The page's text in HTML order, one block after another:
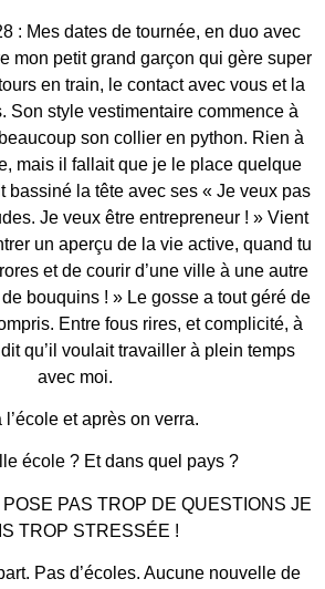
: Mes dates de tournée, en duo avec
mon petit grand garçon qui gère super
en train, le contact avec vous et la
Son style vestimentaire commence à
son collier en python. Rien à
mais il fallait que je le place quelque
bassiné la tête avec ses « Je veux pas
Je veux être entrepreneur ! » Vient
un aperçu de la vie active, quand tu
et de courir d’une ville à une autre
bouquins ! » Le gosse a tout géré de
Entre fous rires, et complicité, à
qu’il voulait travailler à plein temps
avec moi.
l’école et après on verra.
école ? Et dans quel pays ?
POSE PAS TROP DE QUESTIONS JE
TROP STRESSÉE !
Pas d’écoles. Aucune nouvelle de